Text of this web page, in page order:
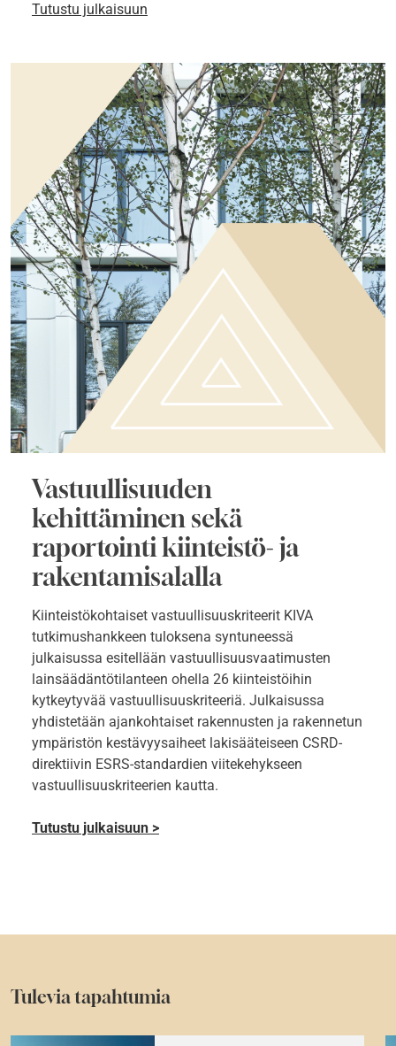
Tutustu julkaisuun
Vastuullisuuden
kehittäminen sekä
raportointi kiinteistö- ja
rakentamisalalla
Kiinteistökohtaiset vastuullisuuskriteerit KIVA
tutkimushankkeen tuloksena syntuneessä
julkaisussa esitellään vastuullisuusvaatimusten
lainsäädäntötilanteen ohella 26 kiinteistöihin
kytkeytyvää vastuullisuuskriteeriä. Julkaisussa
yhdistetään ajankohtaiset rakennusten ja rakennetun
ympäristön kestävyysaiheet lakisääteiseen CSRD-
direktiivin ESRS-standardien viitekehykseen
vastuullisuuskriteerien kautta.
Tutustu julkaisuun >
Tulevia tapahtumia